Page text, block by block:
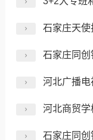
石家庄天使
石家庄同
河北广播电
河北商贸学
石家庄同